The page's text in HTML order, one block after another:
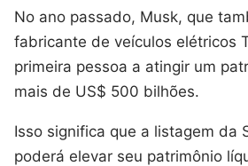
No ano passado, Musk, que
fabricante de veículos elétricos
primeira pessoa a atingir um
mais de US$ 500 bilhões.
Isso significa que a listagem da
poderá elevar seu patrimônio